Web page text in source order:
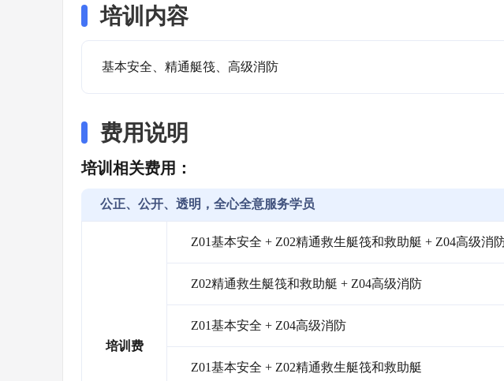
培训内容
基本安全、精通艇筏、高级消防
费用说明
培训相关费用：
公正、公开、透明，全心全意服务学员
培训费
Z01基本安全 + Z02精通救生艇筏和救助艇 + Z04高级消
Z02精通救生艇筏和救助艇 + Z04高级消防
Z01基本安全 + Z04高级消防
Z01基本安全 + Z02精通救生艇筏和救助艇